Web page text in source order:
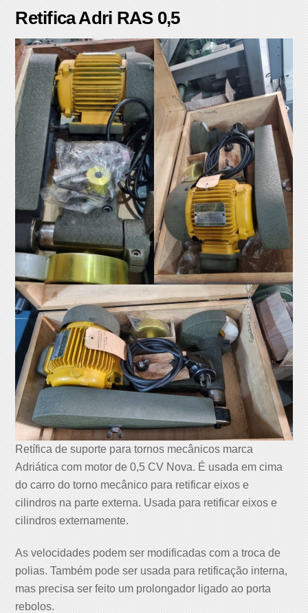
Retifica Adri RAS 0,5
Retífica de suporte para tornos mecânicos marca
Adriática com motor de 0,5 CV Nova. É usada em cima
do carro do torno mecânico para retificar eixos e
cilindros na parte externa. Usada para retificar eixos e
cilindros externamente.
As velocidades podem ser modificadas com a troca de
polias. Também pode ser usada para retificação interna,
mas precisa ser feito um prolongador ligado ao porta
rebolos.